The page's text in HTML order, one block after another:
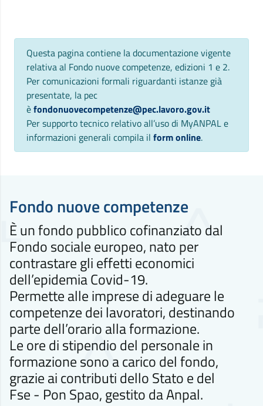
Questa pagina contiene la documentazione vigente
relativa al Fondo nuove competenze, edizioni 1 e 2.
Per comunicazioni formali riguardanti istanze già
presentate, la pec
èfondonuovecompetenze@pec.lavoro.gov.it
Per supporto tecnico relativo all’uso di MyANPAL e
informazioni generali compila il form online.
Fondo nuove competenze
È un fondo pubblico cofinanziato dal
Fondo sociale europeo, nato per
contrastare gli effetti economici
dell’epidemia Covid-19.
Permette alle imprese di adeguare le
competenze dei lavoratori, destinando
parte dell’orario alla formazione.
Le ore di stipendio del personale in
formazione sono a carico del fondo,
grazie ai contributi dello Stato e del
Fse - Pon Spao, gestito da Anpal.